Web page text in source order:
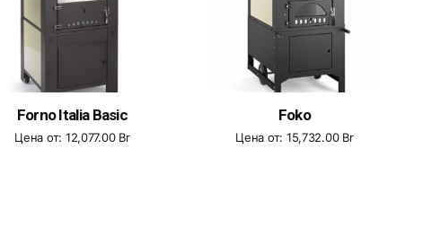
Forno Italia Basic
Цена от: 12,077.00 Br
Foko
Цена от: 15,732.00 Br